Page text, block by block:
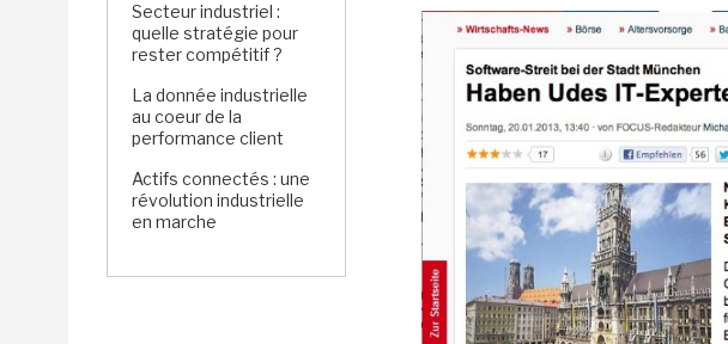
Secteur industriel :
quelle stratégie pour
rester compétitif ?
La donnée industrielle
au coeur de la
performance client
Actifs connectés : une
révolution industrielle
en marche